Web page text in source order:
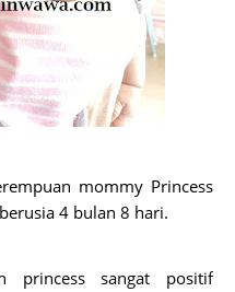
mommy Princess
4 bulan 8 hari.
princess sangat positif